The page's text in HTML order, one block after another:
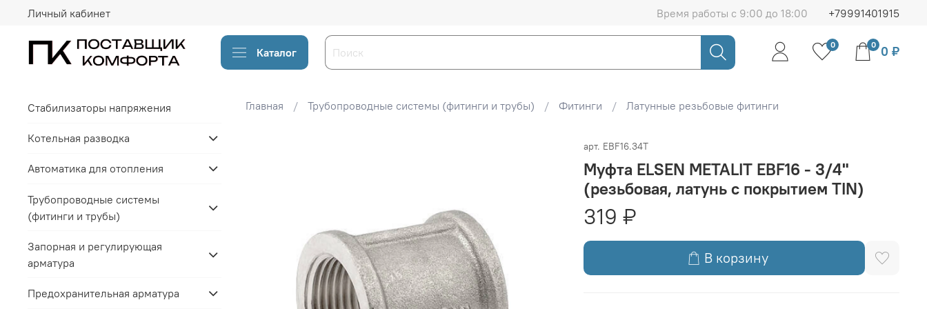
Личный кабинет Время работы с 9:00 до 18:00 +79991401915
Каталог
0 0 0 ₽
Главная Трубопроводные системы (фитинги и трубы) Фитинги Латунные резьбовые фитинги
арт. EBF16.34T
Муфта ELSEN METALIT EBF16 - 3/4"
(резьбовая, латунь с покрытием TIN)
319 ₽
В корзину
Стабилизаторы напряжения
Котельная разводка
Автоматика для отопления
Трубопроводные системы
(фитинги и трубы)
Запорная и регулирующая
арматура
Предохранительная арматура